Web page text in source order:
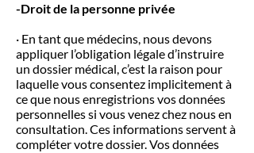
-Droit de la personne privée
· En tant que médecins, nous devons
appliquer l’obligation légale d’instruire
un dossier médical, c’est la raison pour
laquelle vous consentez implicitement à
ce que nous enregistrions vos données
personnelles si vous venez chez nous en
consultation. Ces informations servent à
compléter votre dossier. Vos données